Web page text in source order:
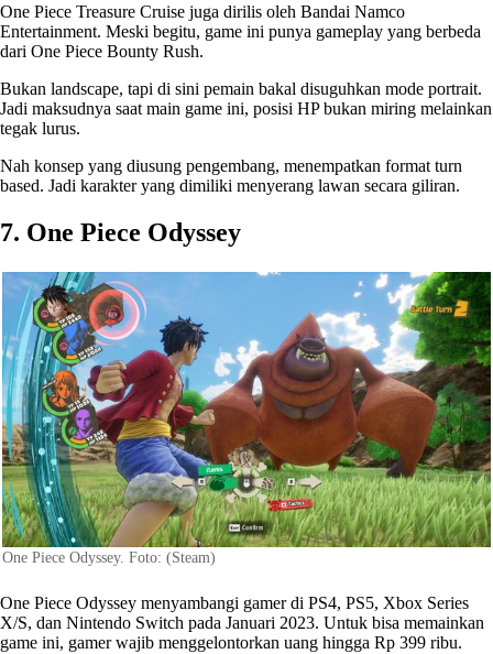
One Piece Treasure Cruise juga dirilis oleh Bandai Namco
Entertainment. Meski begitu, game ini punya gameplay yang berbeda
dari One Piece Bounty Rush.
Bukan landscape, tapi di sini pemain bakal disuguhkan mode portrait.
Jadi maksudnya saat main game ini, posisi HP bukan miring melainkan
tegak lurus.
Nah konsep yang diusung pengembang, menempatkan format turn
based. Jadi karakter yang dimiliki menyerang lawan secara giliran.
7. One Piece Odyssey
One Piece Odyssey. Foto: (Steam)
One Piece Odyssey menyambangi gamer di PS4, PS5, Xbox Series
X/S, dan Nintendo Switch pada Januari 2023. Untuk bisa memainkan
game ini, gamer wajib menggelontorkan uang hingga Rp 399 ribu.